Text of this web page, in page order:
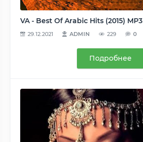
VA - Best Of Arabic Hits (2015) MP3
29.12.2021 ADMIN 229 0
Подробнее